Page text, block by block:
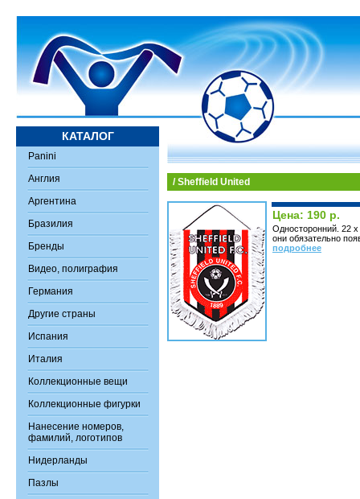
КАТАЛОГ
Panini
Англия
Аргентина
Бразилия
Бренды
Видео, полиграфия
Германия
Другие страны
Испания
Италия
Коллекционные вещи
Коллекционные фигурки
Нанесение номеров,
фамилий, логотипов
Нидерланды
Пазлы
/ Sheffield United
Цена: 190 р.
Односторонний. 22
они обязательно
подробнее